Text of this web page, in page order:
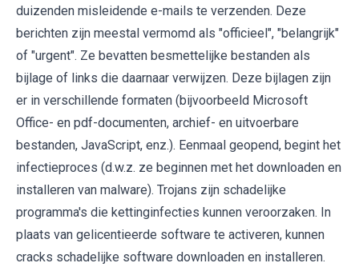
duizenden misleidende e-mails te verzenden. Deze
berichten zijn meestal vermomd als "officieel", "belangrijk"
of "urgent". Ze bevatten besmettelijke bestanden als
bijlage of links die daarnaar verwijzen. Deze bijlagen zijn
er in verschillende formaten (bijvoorbeeld Microsoft
Office- en pdf-documenten, archief- en uitvoerbare
bestanden, JavaScript, enz.). Eenmaal geopend, begint het
infectieproces (d.w.z. ze beginnen met het downloaden en
installeren van malware). Trojans zijn schadelijke
programma's die kettinginfecties kunnen veroorzaken. In
plaats van gelicentieerde software te activeren, kunnen
cracks schadelijke software downloaden en installeren.